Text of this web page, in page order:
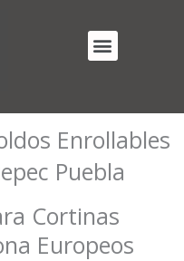
Menu
Enrollables
Puebla
Cortinas
Europeos